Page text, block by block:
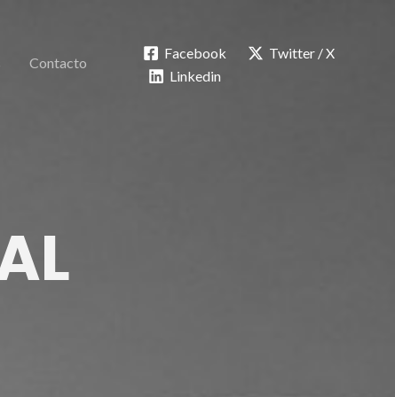
Contacto
Facebook
Twitter / X
Linkedin